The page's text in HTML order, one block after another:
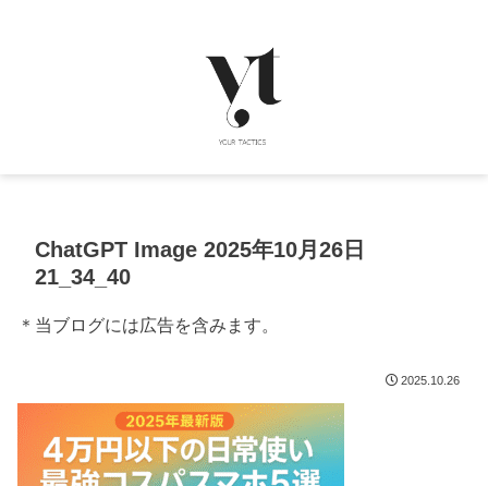
ChatGPT Image 2025年10月26日
21_34_40
＊当ブログには広告を含みます。
2025.10.26